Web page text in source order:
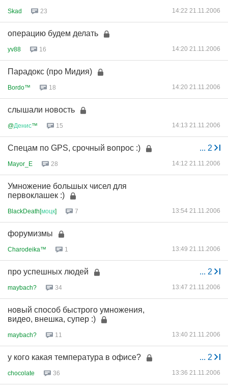
Skad 23 14:22 21.11.2006
операцию будем делать
yv88 16 14:20 21.11.2006
Парадокс (про Мидия)
Bordo™ 18 14:20 21.11.2006
слышали новость
@Денис™ 15 14:13 21.11.2006
... 2
Спецам по GPS, срочный вопрос :)
Mayor_E 28 14:12 21.11.2006
Умножение большых чисел для
первоклашек :)
BlackDeath[моцк] 7 13:54 21.11.2006
форумизмы
Charodeika™ 1 13:49 21.11.2006
... 2
про успешных людей
maybach? 34 13:47 21.11.2006
новый способ быстрого умножения,
видео, внешка, супер :)
maybach? 11 13:40 21.11.2006
... 2
у кого какая температура в офисе?
chocolate 36 13:36 21.11.2006